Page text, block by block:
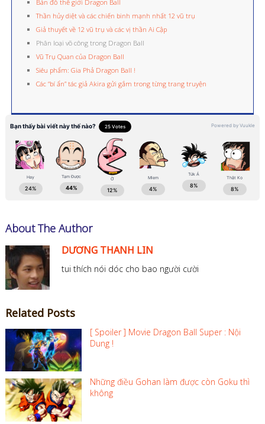
Bản đồ thế giới Dragon Ball
Thần hủy diệt và các chiến binh mạnh nhất 12 vũ trụ
Giả thuyết về 12 vũ trụ và các vị thần Ai Cập
Phân loại võ công trong Dragon Ball
Vũ Trụ Quan của Dragon Ball
Siêu phẩm: Gia Phả Dragon Ball !
Các “bí ẩn” tác giả Akira gửi gắm trong từng trang truyện
About The Author
DƯƠNG THANH LIN
tui thích nói dóc cho bao người cười
Related Posts
[ Spoiler ] Movie Dragon Ball Super : Nội
Dung !
Những điều Gohan làm được còn Goku thì
không